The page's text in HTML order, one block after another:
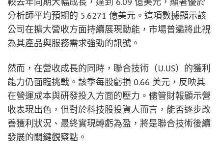
分析師平均預期的 5.6271 億美元。這項數據顯示該
公司在擴大營收方面持續展現動能，市場普遍將此視
為其產品與服務需求強勁的訊號。
然而，在營收成長的同時，聯合技術（U.US）的獲利
能力仍面臨挑戰。該季每股虧損 0.66 美元，反映其
在營運成本與研發投入方面的壓力。儘管財報顯示營
收表現出色，但對於科技股投資人而言，能否逐步改
善獲利狀況、最終實現轉虧為盈，將是聯合技術後續
發展的關鍵觀察點。